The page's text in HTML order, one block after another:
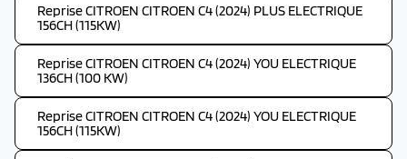
Reprise CITROEN CITROEN C4 (2024) PLUS ELECTRIQUE
156CH (115KW)
Reprise CITROEN CITROEN C4 (2024) YOU ELECTRIQUE
136CH (100 KW)
Reprise CITROEN CITROEN C4 (2024) YOU ELECTRIQUE
156CH (115KW)